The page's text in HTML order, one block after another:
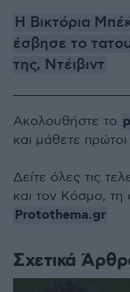
Η Βικτόρια
έσβησε το
της, Ντέιβιντ
Σχετικά
Ακολουθήστε το
και μάθετε πρώτοι
Δείτε όλες τις
και τον Κόσμο, τη
Protothema.gr